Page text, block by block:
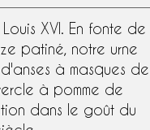
XVI
. En fonte de
patiné, notre urne
à masques de
à pomme de
dans le goût du